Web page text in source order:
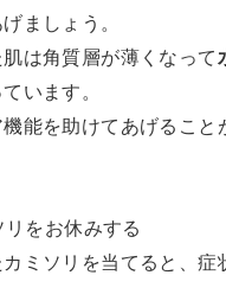
ましょう。
は角質層が薄くなって
います。
能を助けてあげること
をお休みする
ミソリを当てると、症